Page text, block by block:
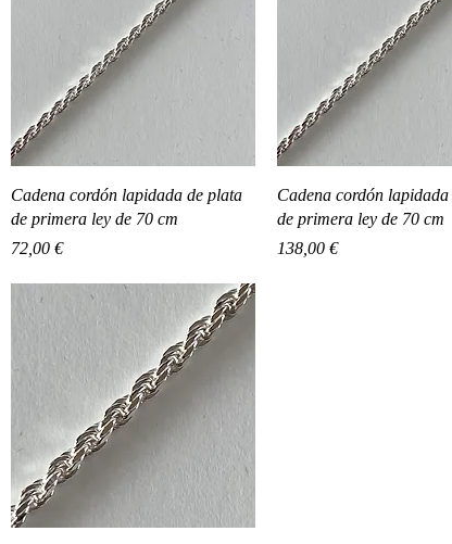
Vista rápida
Cadena cordón lapidada de plata
de primera ley de 70 cm
Precio
72,00 €
Vista rápida
Cadena cordón
de primera ley de 70 cm
Precio
138,00 €